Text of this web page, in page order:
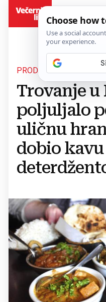
PRODAJA PALA VIŠE
Trovanje
poljuljalo
uličnu
dobio kavu